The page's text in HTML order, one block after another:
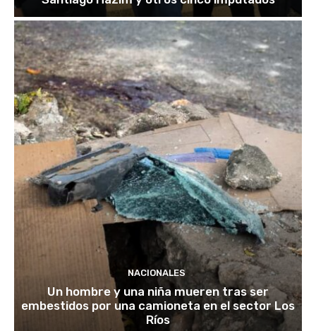
NACIONALES
Un hombre y una niña mueren tras ser
embestidos por una camioneta en el sector Los
Ríos